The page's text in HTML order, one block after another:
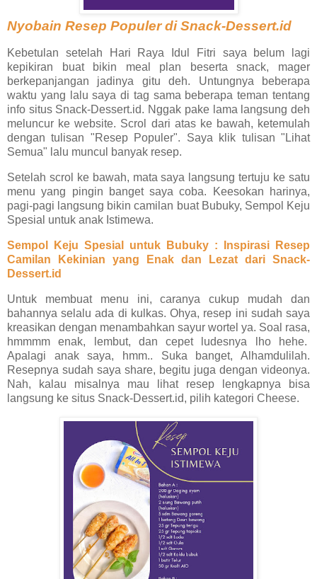
Nyobain Resep Populer di Snack-Dessert.id
Kebetulan setelah Hari Raya Idul Fitri saya belum lagi
kepikiran buat bikin meal plan beserta snack, mager
berkepanjangan jadinya gitu deh. Untungnya beberapa
waktu yang lalu saya di tag sama beberapa teman tentang
info situs Snack-Dessert.id. Nggak pake lama langsung deh
meluncur ke website. Scrol dari atas ke bawah, ketemulah
dengan tulisan "Resep Populer". Saya klik tulisan "Lihat
Semua" lalu muncul banyak resep.
Setelah scrol ke bawah, mata saya langsung tertuju ke satu
menu yang pingin banget saya coba. Keesokan harinya,
pagi-pagi langsung bikin camilan buat Bubuky, Sempol Keju
Spesial untuk anak Istimewa.
Sempol Keju Spesial untuk Bubuky : Inspirasi Resep
Camilan Kekinian yang Enak dan Lezat dari Snack-
Dessert.id
Untuk membuat menu ini, caranya cukup mudah dan
bahannya selalu ada di kulkas. Ohya, resep ini sudah saya
kreasikan dengan menambahkan sayur wortel ya. Soal rasa,
hmmmm enak, lembut, dan cepet ludesnya lho hehe.
Apalagi anak saya, hmm.. Suka banget, Alhamdulilah.
Resepnya sudah saya share, begitu juga dengan videonya.
Nah, kalau misalnya mau lihat resep lengkapnya bisa
langsung ke situs Snack-Dessert.id, pilih kategori Cheese.